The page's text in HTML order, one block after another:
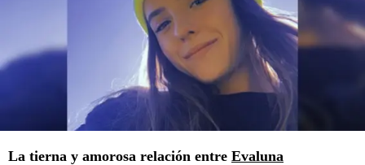
La tierna y amorosa relación entre Evaluna